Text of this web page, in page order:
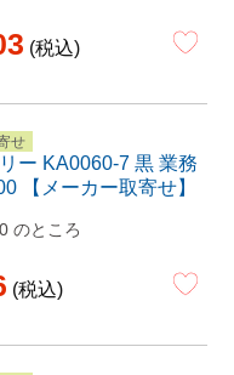
税込
せ
ー KA0060-7 黒 業務
【メーカー取寄せ】
のところ
税込